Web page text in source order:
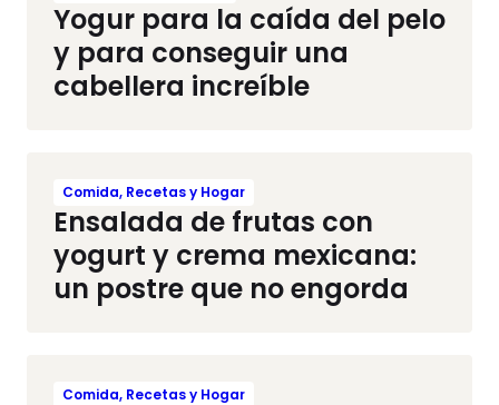
Yogur para la caída del pelo
y para conseguir una
cabellera increíble
Comida, Recetas y Hogar
Ensalada de frutas con
yogurt y crema mexicana:
un postre que no engorda
Comida, Recetas y Hogar